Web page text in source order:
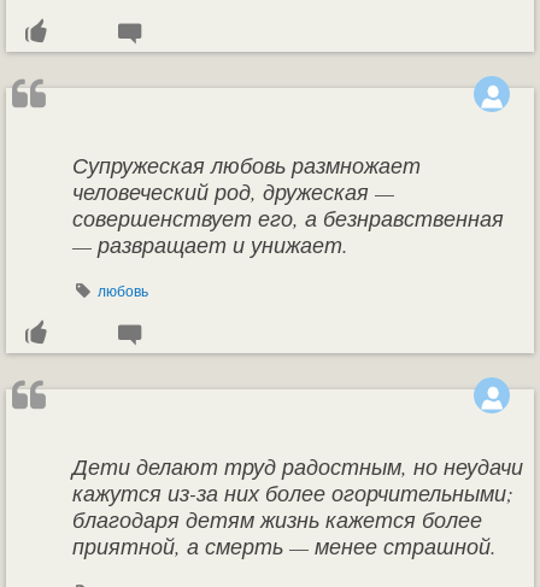
Супружеская любовь размножает
человеческий род, дружеская —
совершенствует его, а безнравственная
— развращает и унижает.
любовь
Дети делают труд радостным, но неудачи
кажутся из-за них более огорчительными;
благодаря детям жизнь кажется более
приятной, а смерть — менее страшной.